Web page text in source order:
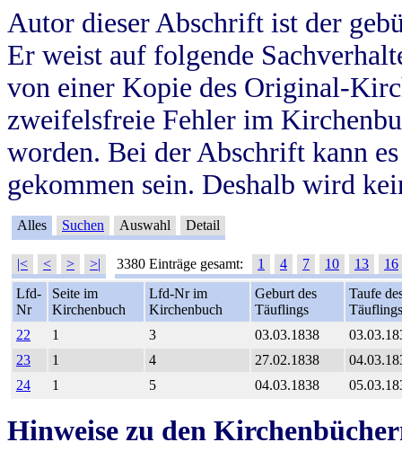
Autor dieser Abschrift ist der
Er weist auf folgende
von einer Kopie des Original-
zweifelsfreie Fehler im
worden. Bei der Abschrift kann
gekommen sein. Deshalb wird
Alles Suchen Auswahl Detail
|< < > >| 3380 Einträge gesamt: 1 4 7 10 13
16
Lfd-
Nr
Seite im
Kirchenbuch
Lfd-Nr im
Kirchenbuch
Geburt des
Täuflings
Taufe
Täuflings
22
1 3 03.03.1838
23
1 4 27.02.1838
24
1 5 04.03.1838
Hinweise zu den